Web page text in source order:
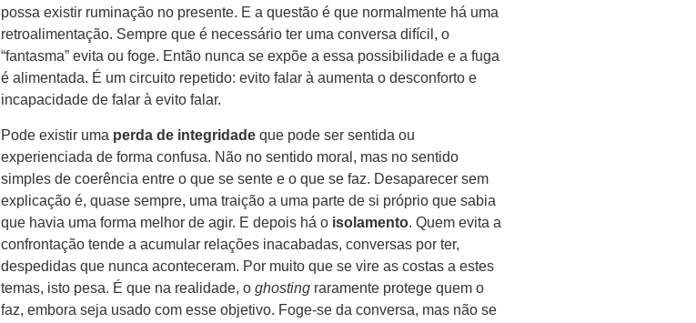
possa existir ruminação no presente. E a questão é que normalmente há uma
retroalimentação. Sempre que é necessário ter uma conversa difícil, o
“fantasma” evita ou foge. Então nunca se expõe a essa possibilidade e a fuga
é alimentada. É um circuito repetido: evito falar à aumenta o desconforto e
incapacidade de falar à evito falar.
Pode existir uma perda de integridade que pode ser sentida ou
experienciada de forma confusa. Não no sentido moral, mas no sentido
simples de coerência entre o que se sente e o que se faz. Desaparecer sem
explicação é, quase sempre, uma traição a uma parte de si próprio que sabia
que havia uma forma melhor de agir. E depois há o isolamento. Quem evita a
confrontação tende a acumular relações inacabadas, conversas por ter,
despedidas que nunca aconteceram. Por muito que se vire as costas a estes
temas, isto pesa. É que na realidade, o ghosting raramente protege quem o
faz, embora seja usado com esse objetivo. Foge-se da conversa, mas não se